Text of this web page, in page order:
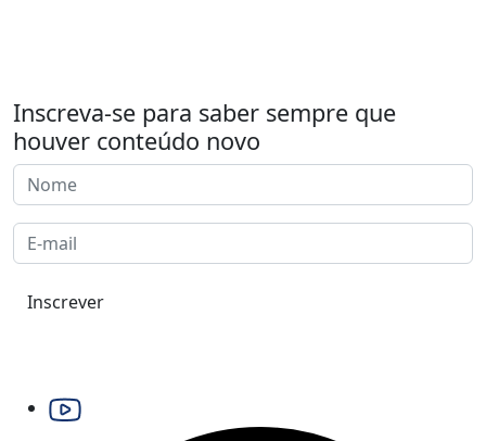
Inscreva-se para saber sempre que
houver conteúdo novo
Inscrever